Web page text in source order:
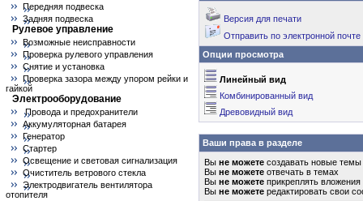
Передняя подвеска
Задняя подвеска
Рулевое управление
Возможные неисправности
Проверка рулевого управления
Снятие и установка
Проверка зазора между упором рейки и
гайкой
Электрооборудование
Провода и предохранители
Аккумуляторная батарея
Генератор
Стартер
Освещение и световая сигнализация
Очиститель ветрового стекла
Электродвигатель вентилятора
отопителя
Версия для печати
Отправить по электронной почте
Опции просмотра
Линейный вид
Комбинированный вид
Древовидный вид
Ваши права в разделе
Вы не можете создавать новые темы
Вы не можете отвечать в темах
Вы не можете прикреплять вложения
Вы не можете редактировать свои